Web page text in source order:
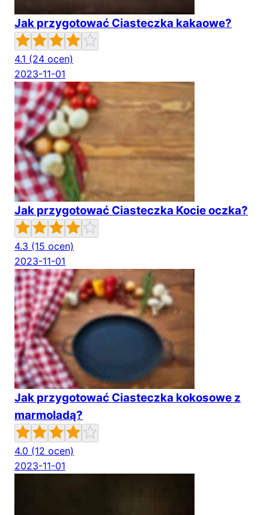
Jak przygotować Ciasteczka kakaowe?
4.1 (24 ocen)
2023-11-01
Jak przygotować Ciasteczka Kocie oczka?
4.3 (15 ocen)
2023-11-01
Jak przygotować Ciasteczka kokosowe z
marmoladą?
4.0 (12 ocen)
2023-11-01